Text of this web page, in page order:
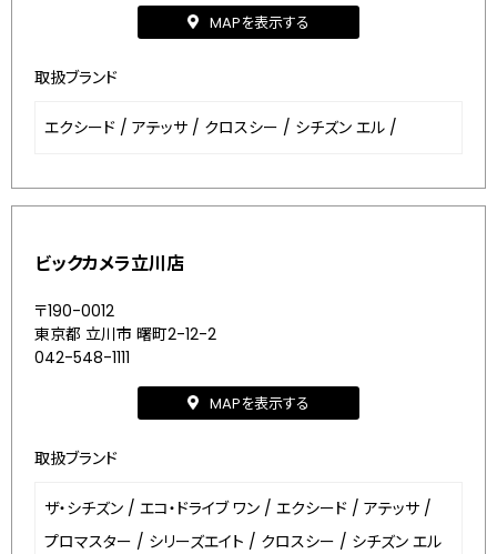
MAPを表示する
取扱ブランド
エクシード / アテッサ / クロスシー / シチズン エル /
ビックカメラ立川店
〒190-0012
東京都 立川市 曙町2-12-2
042-548-1111
MAPを表示する
取扱ブランド
ザ・シチズン / エコ・ドライブ ワン / エクシード / アテッサ /
プロマスター / シリーズエイト / クロスシー / シチズン エル